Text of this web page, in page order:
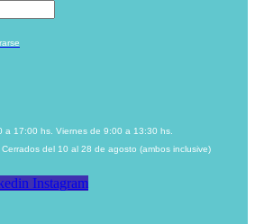
a 17:00 hs. Viernes de 9:00 a 13:30 hs.
del 10 al 28 de agosto (ambos inclusive)
Instagram